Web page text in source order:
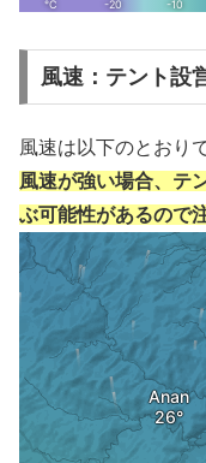
風速：テント設
風速は以下のとおり
風速が強い場合、テ
ぶ可能性があるので